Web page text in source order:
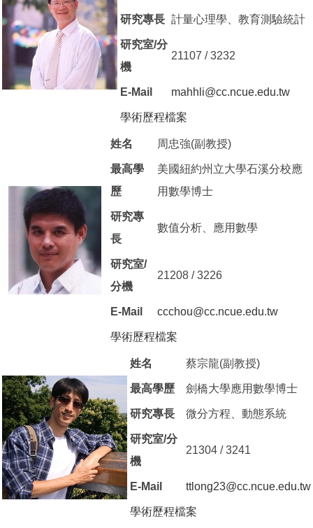
研究專長 計量心理學、教育測驗統計
研究室/分
機
21107 / 3232
E-Mail mahhli@cc.ncue.edu.tw
學術歷程檔案
姓名 周忠強(副教授)
最高學
歷
美國紐約州立大學石溪分校應
用數學博士
研究專
長
數值分析、應用數學
研究室/
分機
21208 / 3226
E-Mail ccchou@cc.ncue.edu.tw
學術歷程檔案
姓名 蔡宗龍(副教授)
最高學歷 劍橋大學應用數學博士
研究專長 微分方程、動態系統
研究室/分
機
21304 / 3241
E-Mail ttlong23@cc.ncue.edu.tw
學術歷程檔案